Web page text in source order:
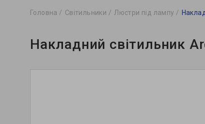
Головна Світильники Люстри під лампу
Накладний світильник